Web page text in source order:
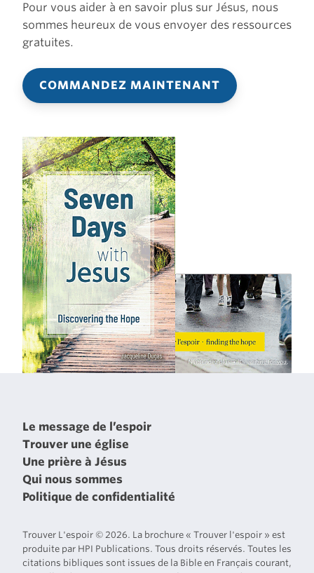
Pour vous aider à en savoir plus sur Jésus, nous
sommes heureux de vous envoyer des ressources
gratuites.
COMMANDEZ MAINTENANT
Le message de l’espoir
Trouver une église
Une prière à Jésus
Qui nous sommes
Politique de confidentialité
Trouver L'espoir © 2026. La brochure « Trouver l'espoir » est
produite par HPI Publications. Tous droits réservés. Toutes les
citations bibliques sont issues de la Bible en Français courant,